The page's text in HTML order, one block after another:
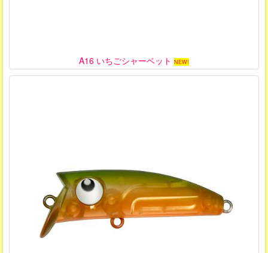
A16 いちごシャーベット NEW!